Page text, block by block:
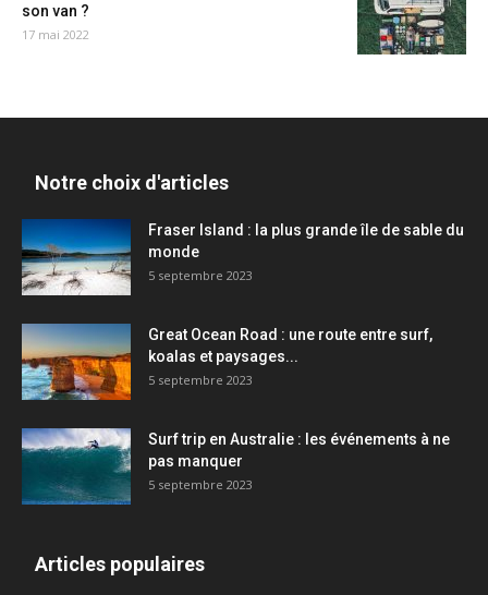
son van ?
17 mai 2022
Notre choix d'articles
Fraser Island : la plus grande île de sable du
monde
5 septembre 2023
Great Ocean Road : une route entre surf,
koalas et paysages...
5 septembre 2023
Surf trip en Australie : les événements à ne
pas manquer
5 septembre 2023
Articles populaires